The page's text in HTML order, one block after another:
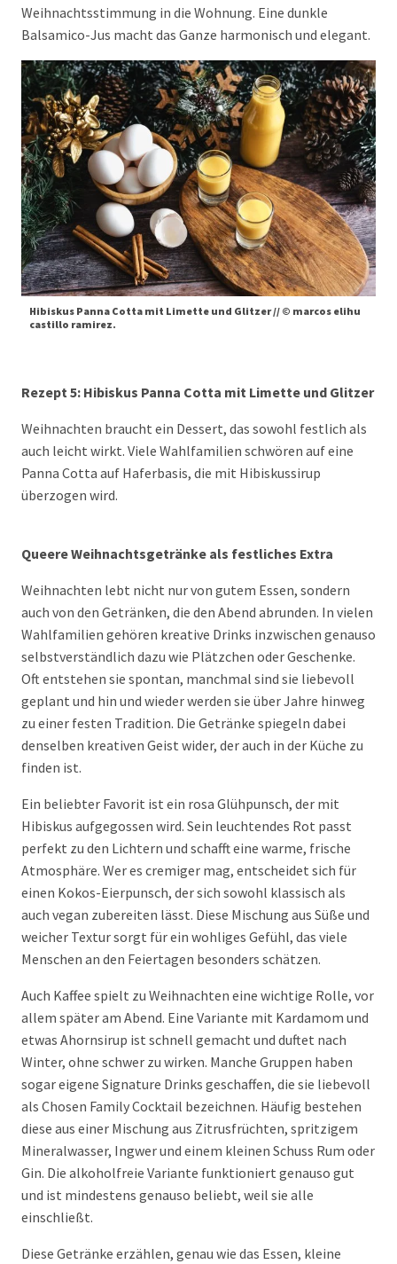
Weihnachtsstimmung in die Wohnung. Eine dunkle
Balsamico-Jus macht das Ganze harmonisch und elegant.
Hibiskus Panna Cotta mit Limette und Glitzer // © marcos elihu
castillo ramirez.
Rezept 5: Hibiskus Panna Cotta mit Limette und Glitzer
Weihnachten braucht ein Dessert, das sowohl festlich als
auch leicht wirkt. Viele Wahlfamilien schwören auf eine
Panna Cotta auf Haferbasis, die mit Hibiskussirup
überzogen wird.
Queere Weihnachtsgetränke als festliches Extra
Weihnachten lebt nicht nur von gutem Essen, sondern
auch von den Getränken, die den Abend abrunden. In vielen
Wahlfamilien gehören kreative Drinks inzwischen genauso
selbstverständlich dazu wie Plätzchen oder Geschenke.
Oft entstehen sie spontan, manchmal sind sie liebevoll
geplant und hin und wieder werden sie über Jahre hinweg
zu einer festen Tradition. Die Getränke spiegeln dabei
denselben kreativen Geist wider, der auch in der Küche zu
finden ist.
Ein beliebter Favorit ist ein rosa Glühpunsch, der mit
Hibiskus aufgegossen wird. Sein leuchtendes Rot passt
perfekt zu den Lichtern und schafft eine warme, frische
Atmosphäre. Wer es cremiger mag, entscheidet sich für
einen Kokos-Eierpunsch, der sich sowohl klassisch als
auch vegan zubereiten lässt. Diese Mischung aus Süße und
weicher Textur sorgt für ein wohliges Gefühl, das viele
Menschen an den Feiertagen besonders schätzen.
Auch Kaffee spielt zu Weihnachten eine wichtige Rolle, vor
allem später am Abend. Eine Variante mit Kardamom und
etwas Ahornsirup ist schnell gemacht und duftet nach
Winter, ohne schwer zu wirken. Manche Gruppen haben
sogar eigene Signature Drinks geschaffen, die sie liebevoll
als Chosen Family Cocktail bezeichnen. Häufig bestehen
diese aus einer Mischung aus Zitrusfrüchten, spritzigem
Mineralwasser, Ingwer und einem kleinen Schuss Rum oder
Gin. Die alkoholfreie Variante funktioniert genauso gut
und ist mindestens genauso beliebt, weil sie alle
einschließt.
Diese Getränke erzählen, genau wie das Essen, kleine